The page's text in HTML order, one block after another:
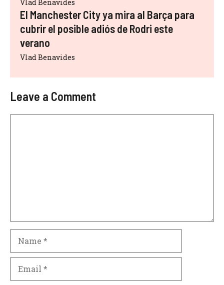
Vlad Benavides
El Manchester City ya mira al Barça para
cubrir el posible adiós de Rodri este
verano
Vlad Benavides
Leave a Comment